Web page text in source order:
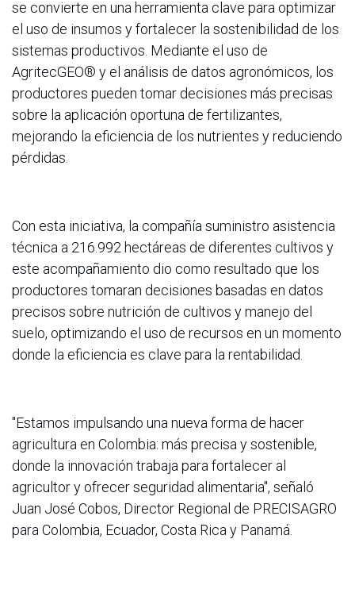
se convierte en una herramienta clave para optimizar
el uso de insumos y fortalecer la sostenibilidad de los
sistemas productivos. Mediante el uso de
AgritecGEO® y el análisis de datos agronómicos, los
productores pueden tomar decisiones más precisas
sobre la aplicación oportuna de fertilizantes,
mejorando la eficiencia de los nutrientes y reduciendo
pérdidas.
Con esta iniciativa, la compañía suministro asistencia
técnica a 216.992 hectáreas de diferentes cultivos y
este acompañamiento dio como resultado que los
productores tomaran decisiones basadas en datos
precisos sobre nutrición de cultivos y manejo del
suelo, optimizando el uso de recursos en un momento
donde la eficiencia es clave para la rentabilidad.
"Estamos impulsando una nueva forma de hacer
agricultura en Colombia: más precisa y sostenible,
donde la innovación trabaja para fortalecer al
agricultor y ofrecer seguridad alimentaria", señaló
Juan José Cobos, Director Regional de PRECISAGRO
para Colombia, Ecuador, Costa Rica y Panamá.